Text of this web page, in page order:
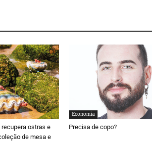
recupera ostras e
de mesa e
Economia
Precisa de copo?